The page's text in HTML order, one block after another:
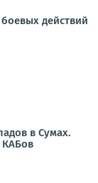
действий
в Сумах.
КАБов